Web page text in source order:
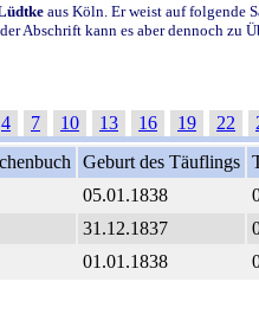
aus Köln. Er weist auf folgende
Abschrift kann es aber dennoch zu
4 7 10 13 16 19 22
Geburt des Täuflings
05.01.1838
31.12.1837
01.01.1838